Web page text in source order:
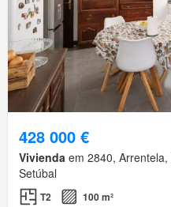
428 000 €
Vivienda em 2840,
Setúbal
T2 100 m²